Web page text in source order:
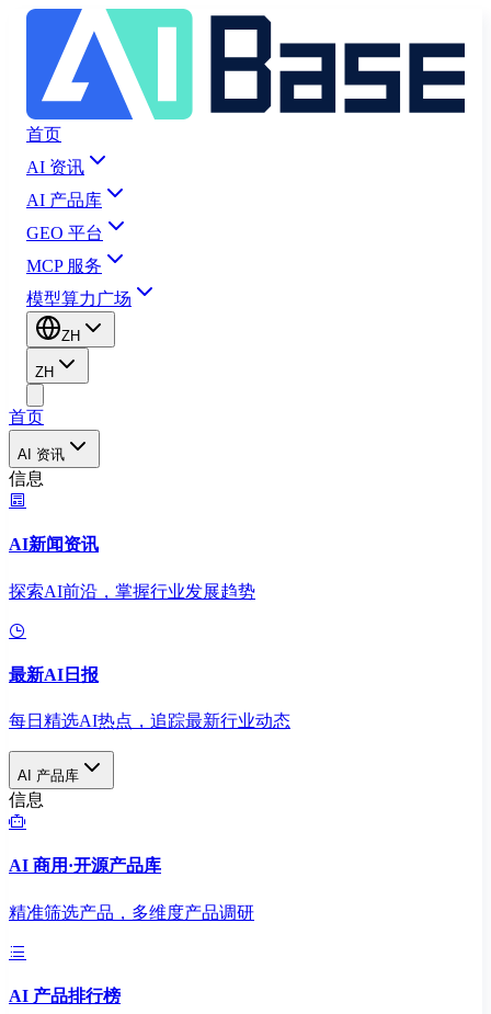
首页
AI 资讯
AI 产品库
GEO 平台
MCP 服务
模型算力广场
ZH
ZH
首页
AI 资讯
信息
AI新闻资讯
探索AI前沿，掌握行业发展趋势
最新AI日报
每日精选AI热点，追踪最新行业动态
AI 产品库
信息
AI 商用·开源产品库
精准筛选产品，多维度产品调研
AI 产品排行榜